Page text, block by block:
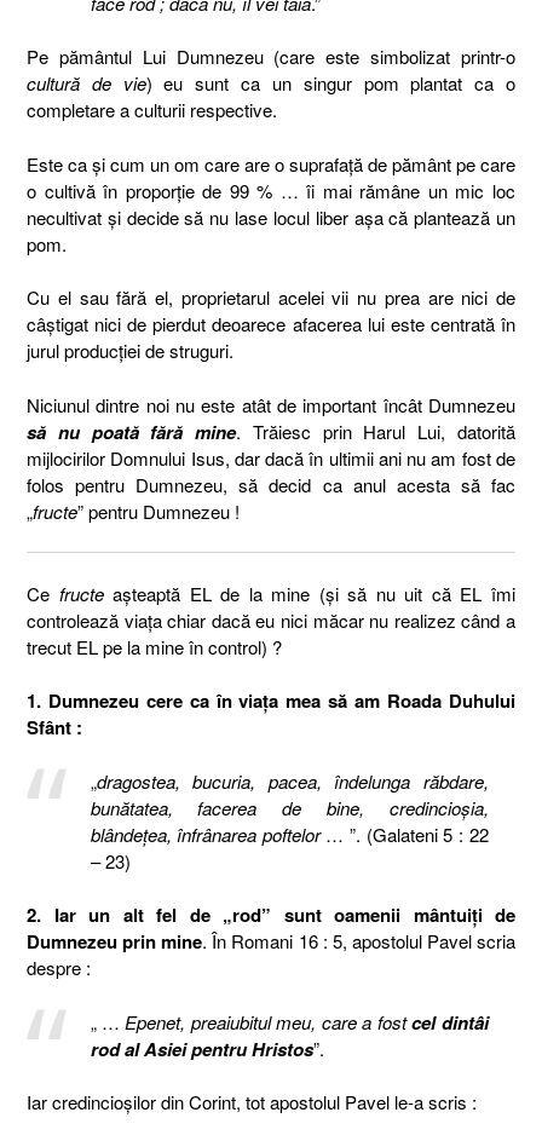
Pe pământul Lui Dumnezeu (care este simbolizat printr-o
cultură de vie) eu sunt ca un singur pom plantat ca o
completare a culturii respective.
Este ca şi cum un om care are o suprafaţă de pământ pe care
o cultivă în proporţie de 99 % … îi mai rămâne un mic loc
necultivat şi decide să nu lase locul liber aşa că plantează un
pom.
Cu el sau fără el, proprietarul acelei vii nu prea are nici de
câştigat nici de pierdut deoarece afacerea lui este centrată în
jurul producţiei de struguri.
Niciunul dintre noi nu este atât de important încât Dumnezeu
să nu poată fără mine. Trăiesc prin Harul Lui, datorită
mijlocirilor Domnului Isus, dar dacă în ultimii ani nu am fost de
folos pentru Dumnezeu, să decid ca anul acesta să fac
„fructe” pentru Dumnezeu !
Ce fructeaşteaptă EL de la mine (şi să nu uit că EL îmi
controlează viaţa chiar dacă eu nici măcar nu realizez când a
trecut EL pe la mine în control) ?
1. Dumnezeu cere ca în viaţa mea să am Roada Duhului
Sfânt :
„dragostea, bucuria, pacea, îndelunga răbdare,
bunătatea, facerea de bine, credincioşia,
blândeţea, înfrânarea poftelor… ”. (Galateni 5 : 22
– 23)
2. Iar un alt fel de „rod” sunt oamenii mântuiţi de
Dumnezeu prin mine. În Romani 16 : 5, apostolul Pavel scria
despre :
„ … Epenet, preaiubitul meu, care a fostcel dintâi
rod al Asiei pentru Hristos”.
Iar credincioşilor din Corint, tot apostolul Pavel le-a scris :